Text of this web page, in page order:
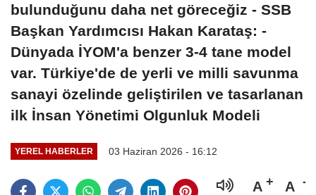
bulunduğunu daha net göreceğiz - SSB
Başkan Yardımcısı Hakan Karataş: -
Dünyada İYOM'a benzer 3-4 tane model
var. Türkiye'de de yerli ve milli savunma
sanayi özelinde geliştirilen ve tasarlanan
ilk İnsan Yönetimi Olgunluk Modeli
YEREL HABERLER 03 Haziran 2026 - 16:12
A A